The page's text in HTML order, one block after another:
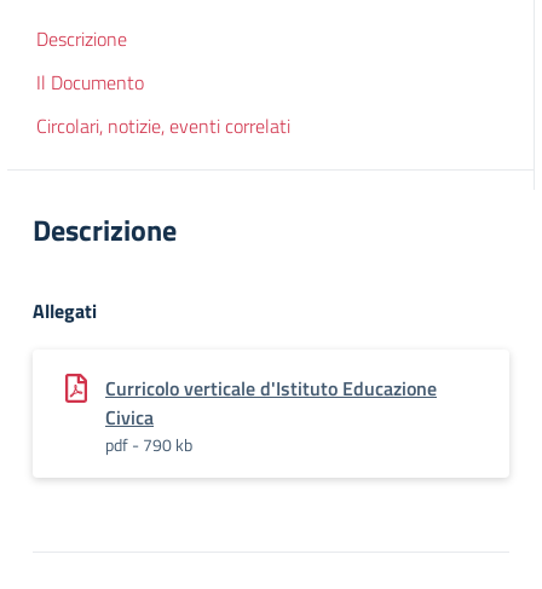
Descrizione
Il Documento
Circolari, notizie, eventi correlati
Descrizione
Allegati
Curricolo verticale d'Istituto Educazione
Civica
pdf - 790 kb